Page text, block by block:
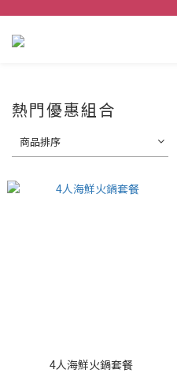
熱門優惠組合
商品排序
4人海鮮火鍋套餐